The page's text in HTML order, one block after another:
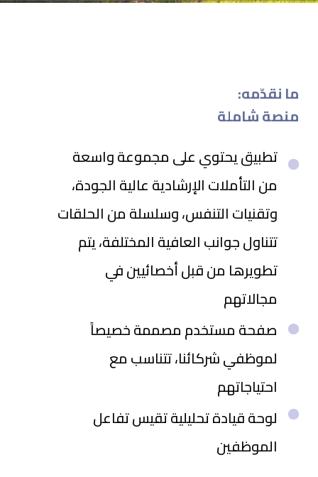
:ما نقدّمه
منصة شاملة
تطبيق يحتوي على مجموعة واسعة
من التأملات الإرشادية عالية الجودة،
وتقنيات التنفس، وسلسلة من الحلقات
تتناول جوانب العافية المختلفة، يتم
تطويرها من قبل أخصائيين في
مجالاتهم
صفحة مستخدم مصممة خصيصاً
لموظفي شركائنا، تتناسب مع
احتياجاتهم
لوحة قيادة تحليلية تقيس تفاعل
الموظفين